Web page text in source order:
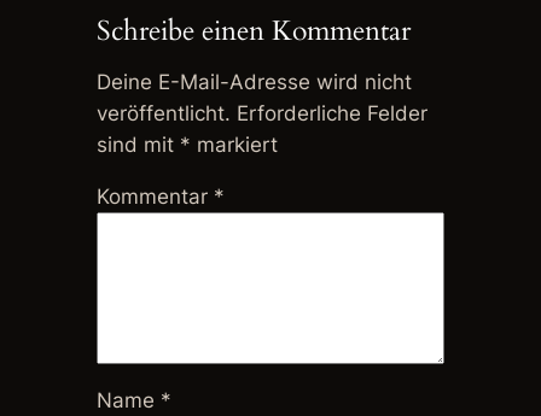
Schreibe einen Kommentar
Deine E-Mail-Adresse wird nicht
veröffentlicht. Erforderliche Felder
sind mit * markiert
Kommentar *
Name *